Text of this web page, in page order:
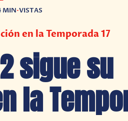
MIN•VISTAS
en la Temporada 17
sigue su
la